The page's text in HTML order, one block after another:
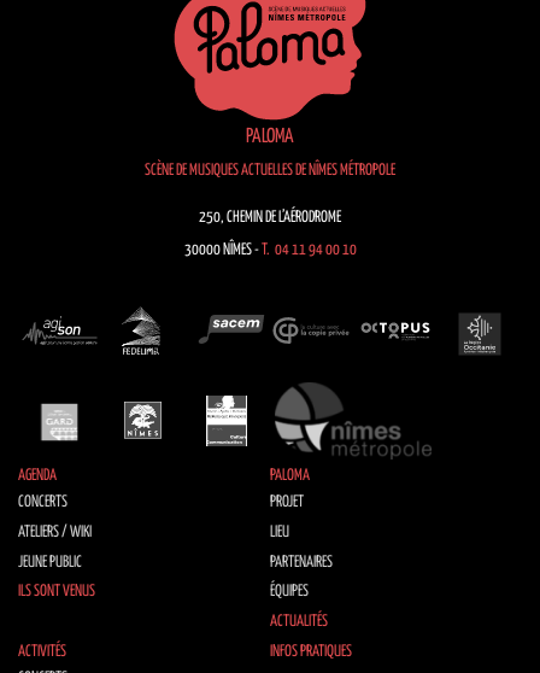
PALOMA
SCÈNE DE MUSIQUES ACTUELLES DE NÎMES MÉTROPOLE
250, CHEMIN DE L’AÉRODROME
30000 NÎMES -T. 04 11 94 00 10
AGENDA
CONCERTS
ATELIERS / WIKI
JEUNE PUBLIC
ILS SONT VENUS
PALOMA
PROJET
LIEU
PARTENAIRES
ÉQUIPES
ACTUALITÉS
ACTIVITÉS
INFOS PRATIQUES